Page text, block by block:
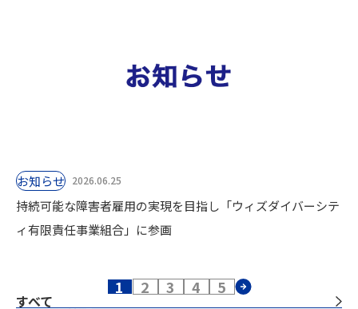
すべて
お知らせ 2026.06.25
持続可能な障害者雇用の実現を目指し「ウィズダイバーシテ
ィ有限責任事業組合」に参画
1 2 3 4 5